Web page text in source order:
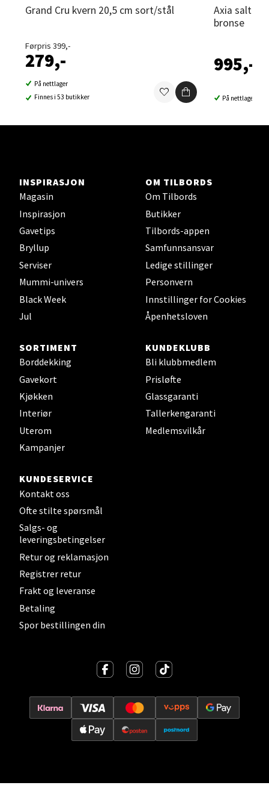
Grand Cru kvern 20,5 cm sort/stål
Førpris 399,-
279,-
På nettlager
Finnes i 53 butikker
Axia salt- og pepperkvern 18 cm 2 stk
bronse
995,-
På nettlager
INSPIRASJON
Magasin
Inspirasjon
Gavetips
Bryllup
Serviser
Mummi-univers
Black Week
Jul
OM TILBORDS
Om Tilbords
Butikker
Tilbords-appen
Samfunnsansvar
Ledige stillinger
Personvern
Innstillinger for Cookies
Åpenhetsloven
SORTIMENT
Borddekking
Gavekort
Kjøkken
Interiør
Uterom
Kampanjer
KUNDEKLUBB
Bli klubbmedlem
Prisløfte
Glassgaranti
Tallerkengaranti
Medlemsvilkår
KUNDESERVICE
Kontakt oss
Ofte stilte spørsmål
Salgs- og
leveringsbetingelser
Retur og reklamasjon
Registrer retur
Frakt og leveranse
Betaling
Spor bestillingen din
Sortland - Sortland Storsenter
Strangata 26, 8400 Sortland
Åpent i dag 10-19
0 i butikk
Steinkjer - Thon Senter Steinkjer
Sjøfartsgata 2, 7714 Steinkjer
Åpent i dag 10-20
0 i butikk
Torgbakken 2, 5401 Stord
Åpent i dag 10-17
Oslo - Thon Senter Storo
Vitaminveien 7 - 9, 0485 Oslo
0 i butikk
Strandtorget, 2609 Lillehammer
Åpent i dag 09-20
0 i butikk